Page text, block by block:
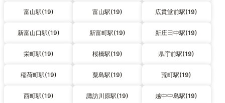
富山駅(19) 富山駅(19) 広貫堂前駅(19)
新富山口駅(19) 新富町駅(19) 新庄田中駅(19)
栄町駅(19) 桜橋駅(19) 県庁前駅(19)
稲荷町駅(19) 粟島駅(19) 荒町駅(19)
西町駅(19) 諏訪川原駅(19) 越中中島駅(19)